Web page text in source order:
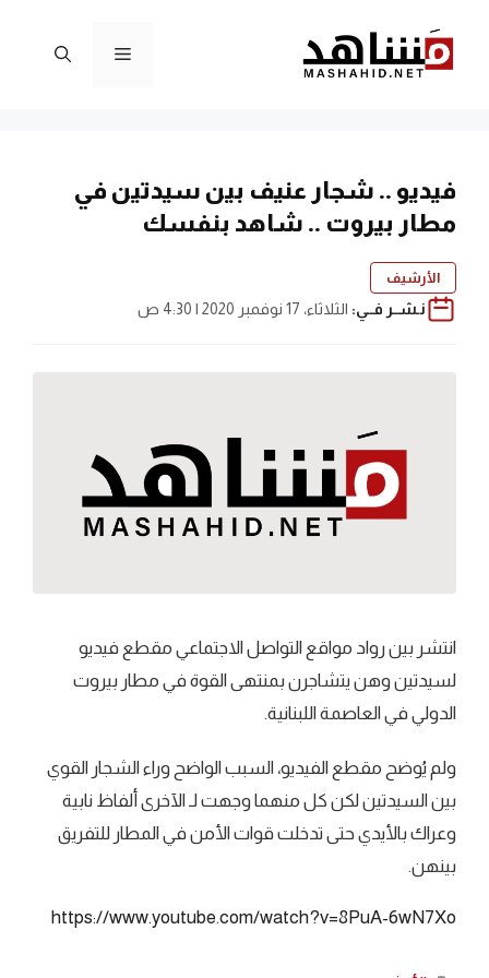
المحتوى
القائمة
فيديو .. شجار عنيف بين سيدتين في
مطار بيروت .. شاهد بنفسك
الأرشيف
نـشــر فــي: الثلاثاء، 17 نوفمبر 2020 | 4:30 ص
انتشر بين رواد مواقع التواصل الاجتماعي مقطع فيديو
لسيدتين وهن يتشاجرن بمنتهى القوة في مطار بيروت
الدولي في العاصمة اللبنانية.
ولم يُوضح مقطع الفيديو، السبب الواضح وراء الشجار القوي
بين السيدتين لكن كل منهما وجهت لـ الآخرى ألفاظ نابية
وعراك بالأيدي حتى تدخلت قوات الأمن في المطار للتفريق
بينهن.
https://www.youtube.com/watch?v=8PuA-6wN7Xo